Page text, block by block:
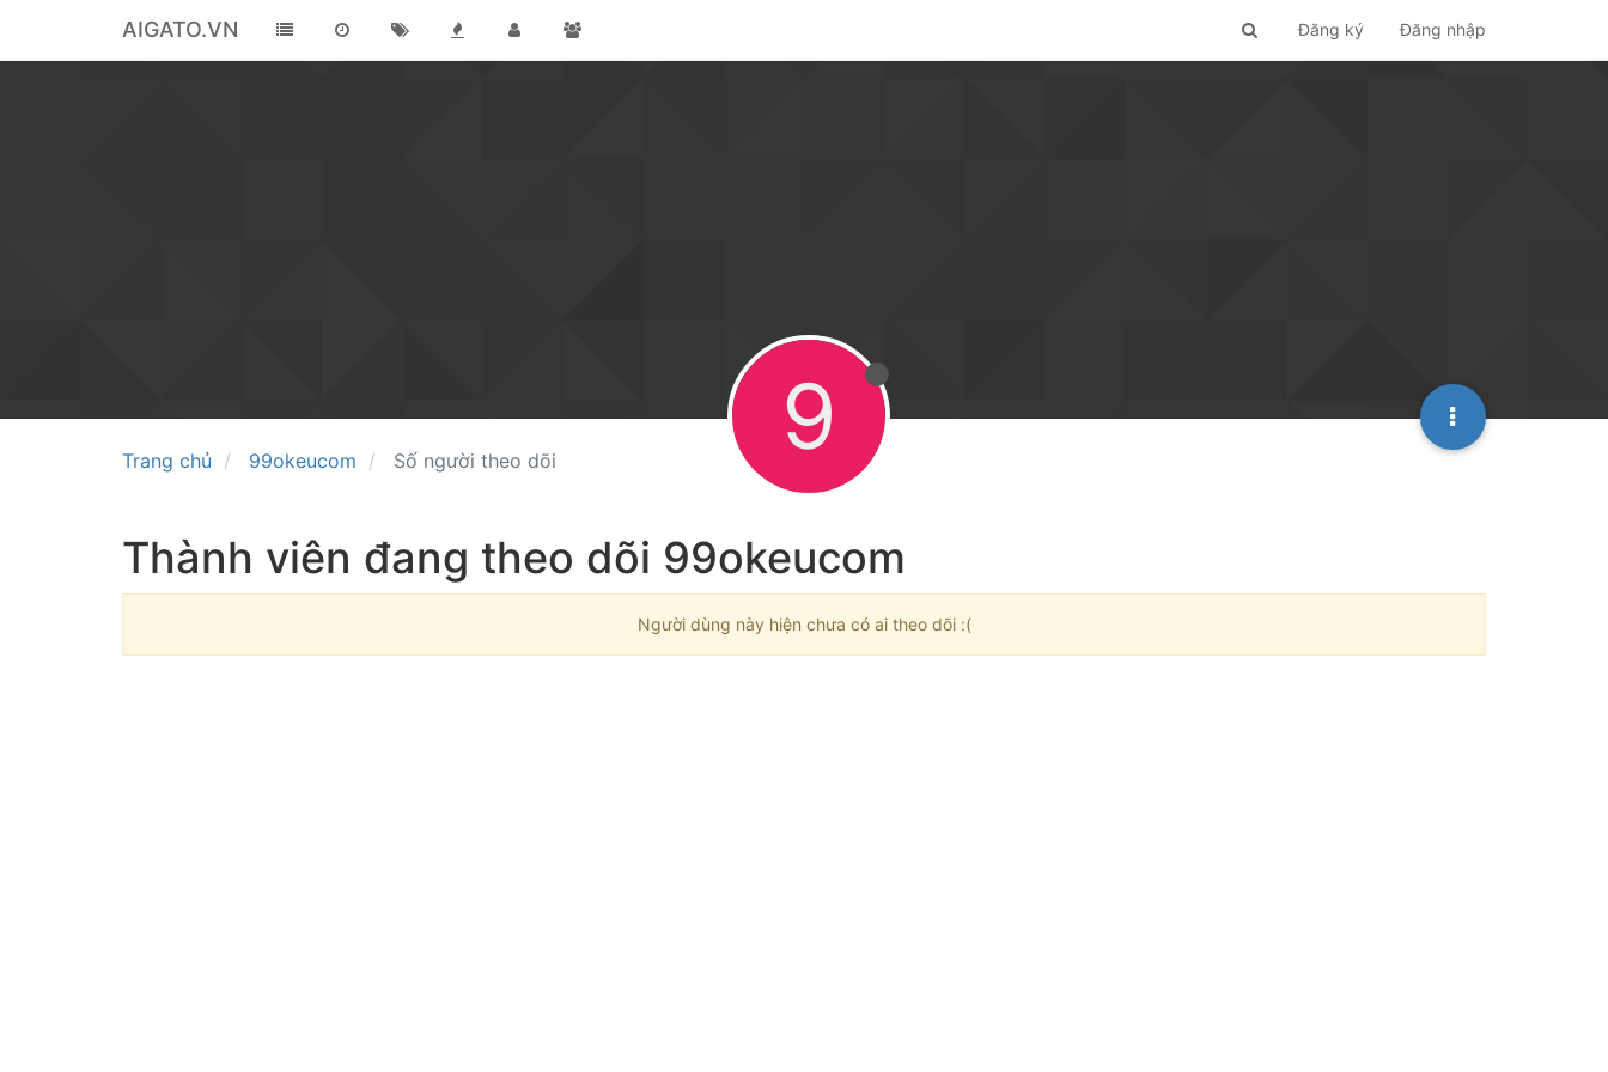
AIGATO.VN Đăng ký Đăng nhập
Trang chủ 99okeucom Số người theo dõi 9
Thành viên đang theo dõi 99okeucom
Người dùng này hiện chưa có ai theo dõi :(